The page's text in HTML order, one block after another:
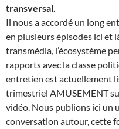
transversal.
Il nous a accordé un long
en plusieurs épisodes ici et
transmédia, l’écosystème
rapports avec la classe
entretien est actuellement
trimestriel AMUSEMENT
vidéo. Nous publions ici un
conversation autour, cette